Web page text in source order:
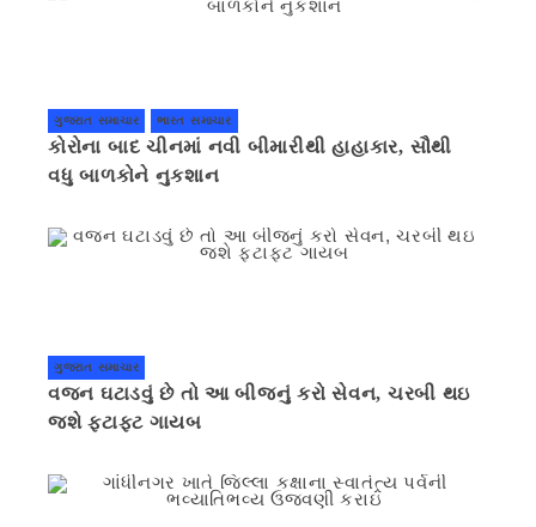
ગુજરાત સમાચાર ભારત સમાચાર
કોરોના બાદ ચીનમાં નવી બીમારીથી હાહાકાર, સૌથી
વધુ બાળકોને નુકશાન
ગુજરાત સમાચાર
વજન ઘટાડવું છે તો આ બીજનું કરો સેવન, ચરબી થઇ
જશે ફટાફટ ગાયબ